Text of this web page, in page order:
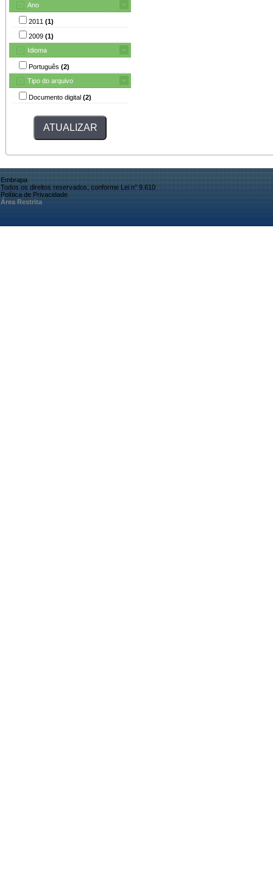
Ano
2011 (1)
2009 (1)
Idioma
Português (2)
Tipo do arquivo
Documento digital (2)
Embrapa
Todos os direitos reservados, conforme Lei n° 9.610
Política de Privacidade
Área Restrita